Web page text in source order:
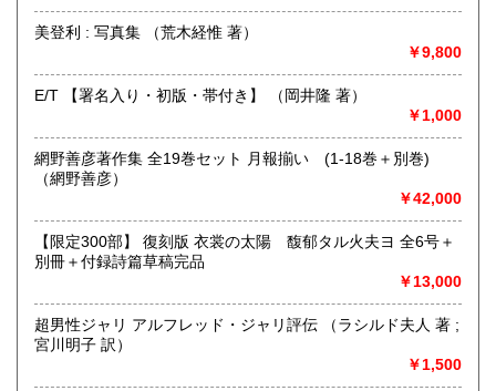
美登利 : 写真集 （荒木経惟 著）
￥9,800
E/T 【署名入り・初版・帯付き】 （岡井隆 著）
￥1,000
網野善彦著作集 全19巻セット 月報揃い (1-18巻＋別巻)
（網野善彦）
￥42,000
【限定300部】 復刻版 衣裳の太陽 馥郁タル火夫ヨ 全6号＋
別冊＋付録詩篇草稿完品
￥13,000
超男性ジャリ アルフレッド・ジャリ評伝 （ラシルド夫人 著 ;
宮川明子 訳）
￥1,500